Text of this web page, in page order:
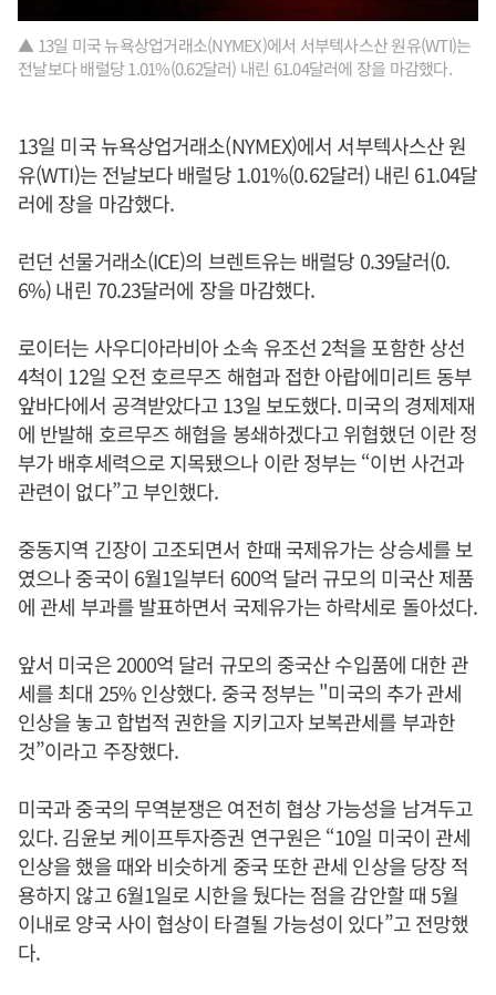
▲ 13일 미국 뉴욕상업거래소(NYMEX)에서 서부텍사스산 원유(WTI)는
전날보다 배럴당 1.01%(0.62달러) 내린 61.04달러에 장을 마감했다.
13일 미국 뉴욕상업거래소(NYMEX)에서 서부텍사스산 원
유(WTI)는 전날보다 배럴당 1.01%(0.62달러) 내린 61.04달
러에 장을 마감했다.
런던 선물거래소(ICE)의 브렌트유는 배럴당 0.39달러(0.
6%) 내린 70.23달러에 장을 마감했다.
로이터는 사우디아라비아 소속 유조선 2척을 포함한 상선
4척이 12일 오전 호르무즈 해협과 접한 아랍에미리트 동부
앞바다에서 공격받았다고 13일 보도했다. 미국의 경제제재
에 반발해 호르무즈 해협을 봉쇄하겠다고 위협했던 이란 정
부가 배후세력으로 지목됐으나 이란 정부는 “이번 사건과
관련이 없다”고 부인했다.
중동지역 긴장이 고조되면서 한때 국제유가는 상승세를 보
였으나 중국이 6월1일부터 600억 달러 규모의 미국산 제품
에 관세 부과를 발표하면서 국제유가는 하락세로 돌아섰다.
앞서 미국은 2000억 달러 규모의 중국산 수입품에 대한 관
세를 최대 25% 인상했다. 중국 정부는 "미국의 추가 관세
인상을 놓고 합법적 권한을 지키고자 보복관세를 부과한
것”이라고 주장했다.
미국과 중국의 무역분쟁은 여전히 협상 가능성을 남겨두고
있다. 김윤보 케이프투자증권 연구원은 “10일 미국이 관세
인상을 했을 때와 비슷하게 중국 또한 관세 인상을 당장 적
용하지 않고 6월1일로 시한을 뒀다는 점을 감안할 때 5월
이내로 양국 사이 협상이 타결될 가능성이 있다”고 전망했
다.